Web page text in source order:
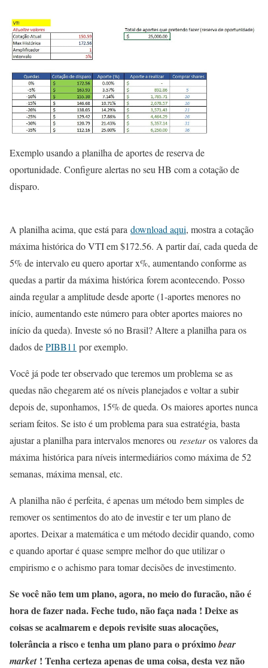
Exemplo usando a planilha de aportes de reserva de
oportunidade. Configure alertas no seu HB com a cotação de
disparo.
A planilha acima, que está para download aqui, mostra a cotação
máxima histórica do VTI em $172.56. A partir daí, cada queda de
5% de intervalo eu quero aportar x%, aumentando conforme as
quedas a partir da máxima histórica forem acontecendo. Posso
ainda regular a amplitude desde aporte (1-aportes menores no
início, aumentando este número para obter aportes maiores no
início da queda). Investe só no Brasil? Altere a planilha para os
dados dePIBB11 por exemplo.
Você já pode ter observado que teremos um problema se as
quedas não chegarem até os níveis planejados e voltar a subir
depois de, suponhamos, 15% de queda. Os maiores aportes nunca
seriam feitos. Se isto é um problema para sua estratégia, basta
ajustar a planilha para intervalos menores ou resetaros valores da
máxima histórica para níveis intermediários como máxima de 52
semanas, máxima mensal, etc.
A planilha não é perfeita, é apenas um método bem simples de
remover os sentimentos do ato de investir e ter um plano de
aportes. Deixar a matemática e um método decidir quando, como
e quando aportar é quase sempre melhor do que utilizar o
empirismo e o achismo para tomar decisões de investimento.
Se você não tem um plano, agora, no meio do furacão, não é
hora de fazer nada. Feche tudo, não faça nada ! Deixe as
coisas se acalmarem e depois revisite suas alocações,
tolerância a risco e tenha um plano para o próximobear
market ! Tenha certeza apenas de uma coisa, desta vez não